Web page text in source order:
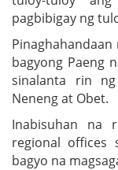
pagbibigay ng
bagyong Paeng
sinalanta rin ng
Neneng at Obet.
Inabisuhan na
regional offices
bagyo na